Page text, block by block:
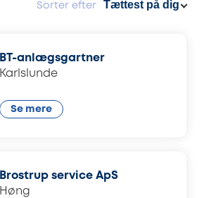
Sorter efter
BT-anlægsgartner
Karlslunde
Se mere
Brostrup service ApS
Høng